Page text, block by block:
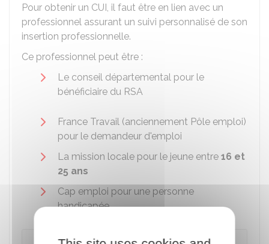
Pour obtenir un CUI, il faut être en lien avec un
professionnel assurant un suivi personnalisé de son
insertion professionnelle.
Ce professionnel peut être :
Le conseil départemental pour le
bénéficiaire du RSA
France Travail (anciennement Pôle emploi)
pour le demandeur d'emploi
La mission locale pour le jeune entre 16 et
25 ans
Cap emploi pour une personne
handicapée.
Référent France Travail (anciennement Pôle